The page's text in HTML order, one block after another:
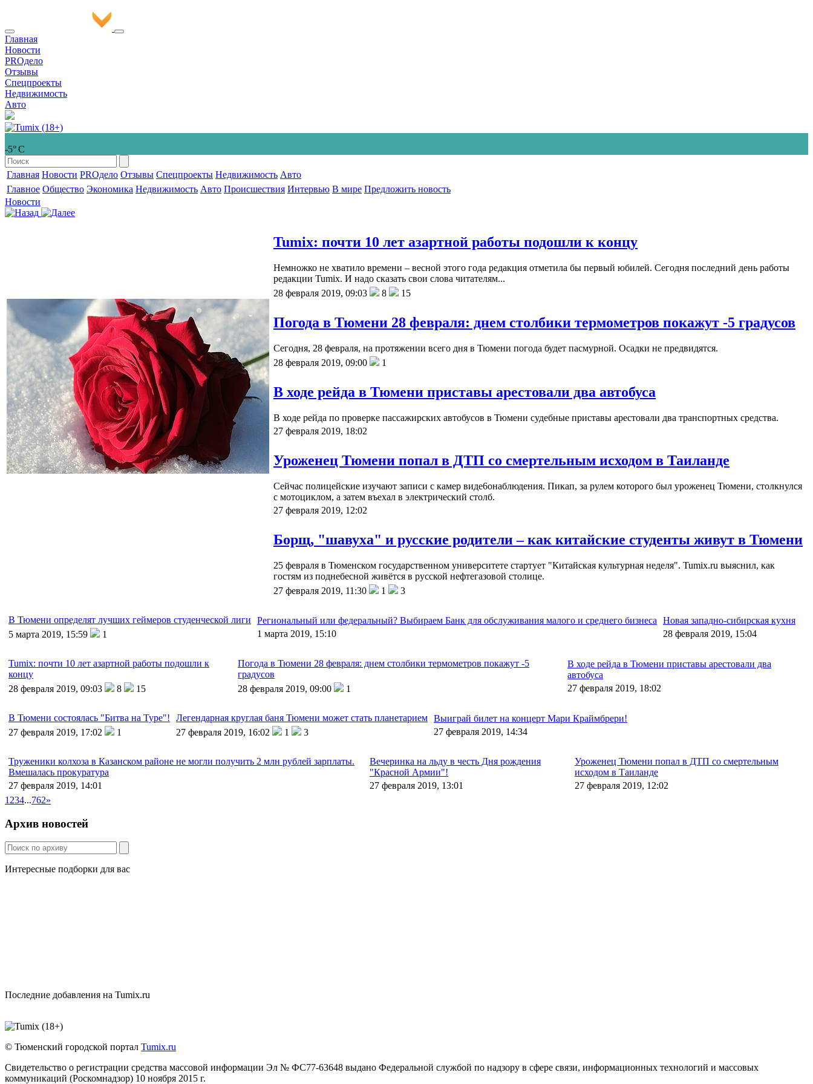
Главная
Новости
PROдело
Отзывы
Спецпроекты
Недвижимость
Авто
-5° С
Главная Новости PROдело Отзывы Спецпроекты Недвижимость Авто
Главное Общество Экономика Недвижимость Авто Происшествия Интервью В мире Предложить новость
Новости
Tumix: почти 10 лет азартной работы подошли к концу
Немножко не хватило времени – весной этого года редакция отметила бы первый юбилей. Сегодня последний день работы
редакции Tumix. И надо сказать свои слова читателям...
28 февраля 2019, 09:03
8 15
Погода в Тюмени 28 февраля: днем столбики термометров покажут -5 градусов
Сегодня, 28 февраля, на протяжении всего дня в Тюмени погода будет пасмурной. Осадки не предвидятся.
28 февраля 2019, 09:00
1
В ходе рейда в Тюмени приставы арестовали два автобуса
В ходе рейда по проверке пассажирских автобусов в Тюмени судебные приставы арестовали два транспортных средства.
27 февраля 2019, 18:02
Уроженец Тюмени попал в ДТП со смертельным исходом в Таиланде
Сейчас полицейские изучают записи с камер виде6онаблюдения. Пикап, за рулем которого был уроженец Тюмени, столкнулся
с мотоциклом, а затем въехал в электрический столб.
27 февраля 2019, 12:02
Борщ, "шавуха" и русские родители – как китайские студенты живут в Тюмени
​25 февраля в Тюменском государственном университете стартует "Китайская культурная неделя". Tumix.ru выяснил, как
гостям из поднебесной живётся в русской нефтегазовой столице.
27 февраля 2019, 11:30
1 3
В Тюмени определят лучших геймеров студенческой лиги
5 марта 2019, 15:59
1
Региональный или федеральный? Выбираем Банк для обслуживания малого и среднего бизнеса
1 марта 2019, 15:10
Новая западно-сибирская кухня
28 февраля 2019, 15:04
Tumix: почти 10 лет азартной работы подошли к
концу
28 февраля 2019, 09:03
8 15
Погода в Тюмени 28 февраля: днем столбики термометров покажут -5
градусов
28 февраля 2019, 09:00
1
В ходе рейда в Тюмени приставы арестовали два
автобуса
27 февраля 2019, 18:02
В Тюмени состоялась "Битва на Туре"!
27 февраля 2019, 17:02
1
Легендарная круглая баня Тюмени может стать планетарием
27 февраля 2019, 16:02
1 3
Выиграй билет на концерт Мари Краймбрери!
27 февраля 2019, 14:34
Труженики колхоза в Казанском районе не могли получить 2 млн рублей зарплаты.
Вмешалась прокуратура
27 февраля 2019, 14:01
Вечеринка на льду в честь Дня рождения
"Красной Армии"!
27 февраля 2019, 13:01
Уроженец Тюмени попал в ДТП со смертельным
исходом в Таиланде
27 февраля 2019, 12:02
1 234...762»
Архив новостей
Интересные подборки для вас
Последние добавления на Tumix.ru
© Тюменский городской портал Tumix.ru
Свидетельство о регистрации средства массовой информации Эл № ФС77-63648 выдано Федеральной службой по надзору в сфере связи, информационных технологий и массовых
коммуникаций (Роскомнадзор) 10 ноября 2015 г.